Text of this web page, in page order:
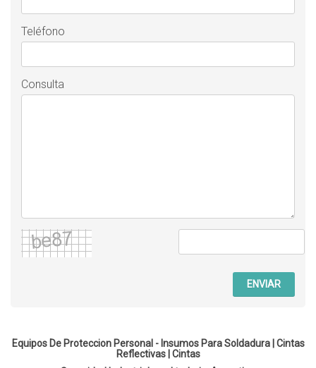
Teléfono
Consulta
ENVIAR
Equipos De Proteccion Personal - Insumos Para Soldadura |Cintas
Reflectivas|Cintas